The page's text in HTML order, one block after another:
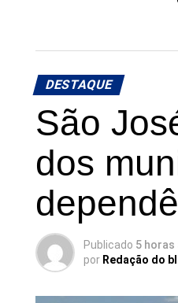
DESTAQUE
São
dos
Publicado 5 horas
por Redação do